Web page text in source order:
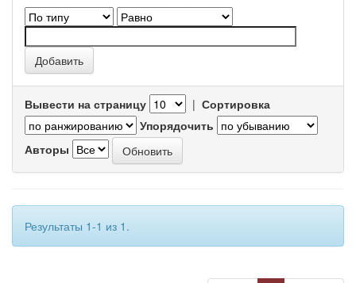
Вывести на страницу | Сортировка
Упорядочить
Авторы
Результаты 1-1 из 1.